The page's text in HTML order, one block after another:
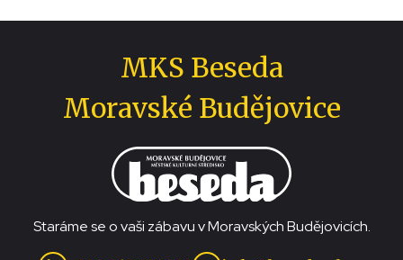
MKS Beseda
Moravské Budějovice
Staráme se o vaši zábavu v Moravských Budějovicích.